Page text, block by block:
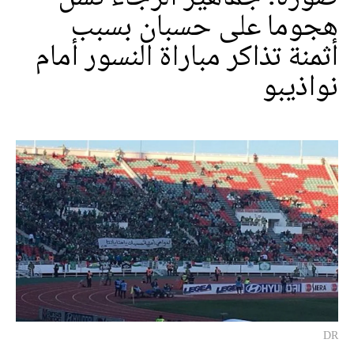
هجوما على حسبان بسبب
أثمنة تذاكر مباراة النسور أمام
نواذيبو
DR